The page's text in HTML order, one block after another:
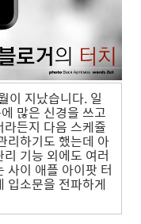
이 지났습니다. 일
많은 신경을 쓰고
든지 다음 스케쥴
리하기도 했는데 아
기능 외에도 여러
사이 애플 아이팟 터
입소문을 전파하게